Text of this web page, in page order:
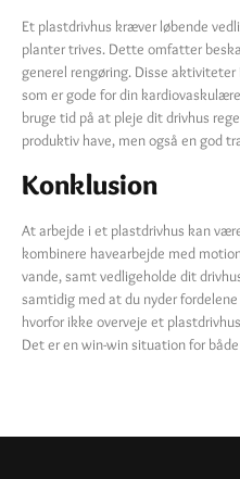
Et plastdrivhus kræver løbende
planter trives. Dette omfatter
generel rengøring. Disse
som er gode for din
bruge tid på at pleje dit drivhus
produktiv have, men også en god
Konklusion
At arbejde i et plastdrivhus kan
kombinere havearbejde med
vande, samt vedligeholde dit
samtidig med at du nyder
hvorfor ikke overveje et
Det er en win-win situation for